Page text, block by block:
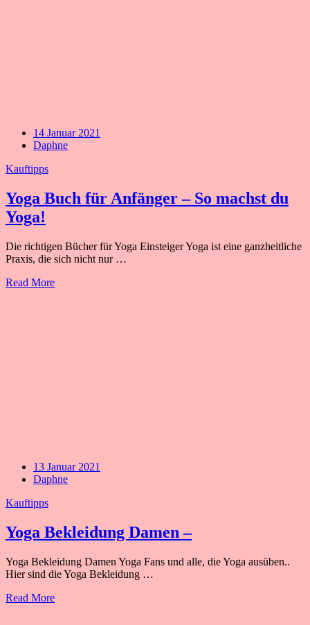
14 Januar 2021
Daphne
Kauftipps
Yoga Buch für Anfänger – So machst du
Yoga!
Die richtigen Bücher für Yoga Einsteiger Yoga ist eine ganzheitliche
Praxis, die sich nicht nur …
Read More
13 Januar 2021
Daphne
Kauftipps
Yoga Bekleidung Damen –
Yoga Bekleidung Damen Yoga Fans und alle, die Yoga ausüben..
Hier sind die Yoga Bekleidung …
Read More